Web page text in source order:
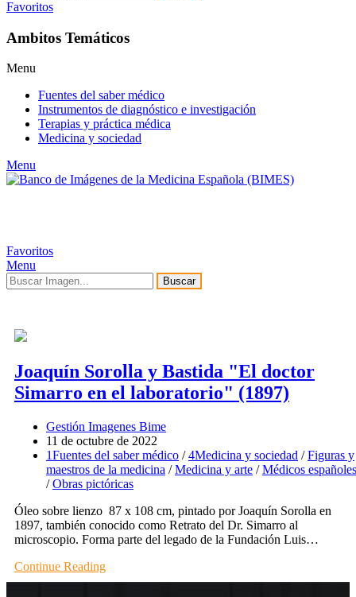
Favoritos
Ambitos Temáticos
Menu
Fuentes del saber médico
Instrumentos de diagnóstico e investigación
Terapias y práctica médica
Medicina y sociedad
Menu
Favoritos
Menu
Buscar
Joaquín Sorolla y Bastida "El doctor
Simarro en el laboratorio" (1897)
Gestión Imagenes Bime
11 de octubre de 2022
1Fuentes del saber médico /4Medicina y sociedad /Figuras y
maestros de la medicina /Medicina y arte /Médicos españoles
/Obras pictóricas
Óleo sobre lienzo 87 x 108 cm, pintado por Joaquín Sorolla en
1897, también conocido como Retrato del Dr. Simarro al
microscopio. Forma parte del legado de la Fundación Luis…
Continue Reading